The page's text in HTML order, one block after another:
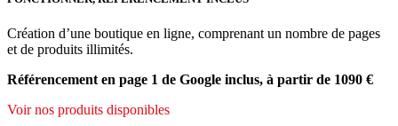
Création d’une boutique en ligne, comprenant un nombre de pages
et de produits illimités.
Référencement en page 1 de Google inclus, à partir de 1090 €
Voir nos produits disponibles